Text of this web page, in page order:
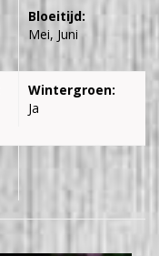
Bloeitijd:
Mei, Juni
Wintergroen:
Ja